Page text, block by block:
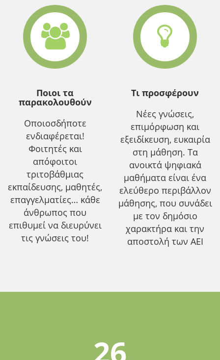
Ποιοι τα
παρακολουθούν
Οποιοσδήποτε
ενδιαφέρεται!
Φοιτητές και
απόφοιτοι
τριτοβάθμιας
εκπαίδευσης, μαθητές,
επαγγελματίες… κάθε
άνθρωπος που
επιθυμεί να διευρύνει
τις γνώσεις του!
Τι προσφέρουν
Νέες γνώσεις,
επιμόρφωση και
εξειδίκευση, ευκαιρία
στη μάθηση. Τα
ανοικτά ψηφιακά
μαθήματα είναι ένα
ελεύθερο περιβάλλον
μάθησης, που συνάδει
με τον δημόσιο
χαρακτήρα και την
αποστολή των ΑΕΙ
26